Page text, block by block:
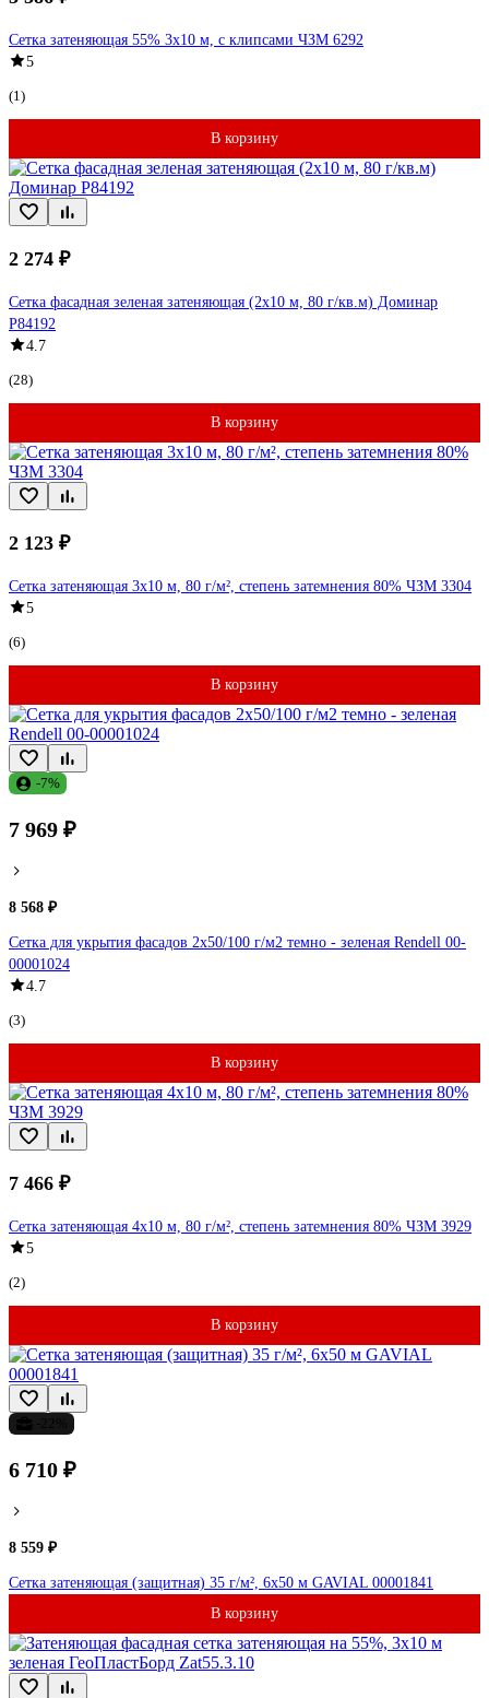
Сетка затеняющая 55% 3x10 м, с клипсами ЧЗМ 6292
5
(1)
В корзину
2 274 ₽
Сетка фасадная зеленая затеняющая (2x10 м, 80 г/кв.м) Доминар
P84192
4.7
(28)
В корзину
2 123 ₽
Сетка затеняющая 3x10 м, 80 г/м², степень затемнения 80% ЧЗМ 3304
5
(6)
В корзину
-7%
7 969 ₽
8 568 ₽
Сетка для укрытия фасадов 2х50/100 г/м2 темно - зеленая Rendell 00-
00001024
4.7
(3)
В корзину
7 466 ₽
Сетка затеняющая 4x10 м, 80 г/м², степень затемнения 80% ЧЗМ 3929
5
(2)
В корзину
6 710 ₽
8 559 ₽
Сетка затеняющая (защитная) 35 г/м², 6x50 м GAVIAL 00001841
В корзину